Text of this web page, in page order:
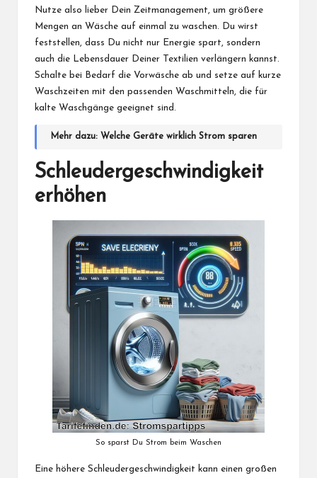
Nutze also lieber Dein Zeitmanagement, um größere
Mengen an Wäsche auf einmal zu waschen. Du wirst
feststellen, dass Du nicht nur Energie spart, sondern
auch die Lebensdauer Deiner Textilien verlängern kannst.
Schalte bei Bedarf die Vorwäsche ab und setze auf kurze
Waschzeiten mit den passenden Waschmitteln, die für
kalte Waschgänge geeignet sind.
Mehr dazu: Welche Geräte wirklich Strom sparen
Schleudergeschwindigkeit
erhöhen
So sparst Du Strom beim Waschen
Eine höhere Schleudergeschwindigkeit kann einen großen